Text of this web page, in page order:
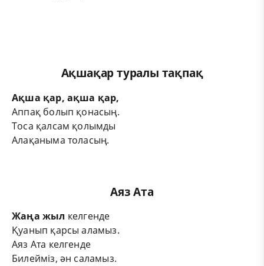
Ақшақар туралы тақпақ
Ақша қар, ақша қар,
Аппақ болып қонасың.
Тоса қалсам қолымды
Алақаныма толасың.
Аяз Ата
Жаңа жыл келгенде
Қуанып қарсы аламыз.
Аяз Ата келгенде
Билейміз, ән саламыз.